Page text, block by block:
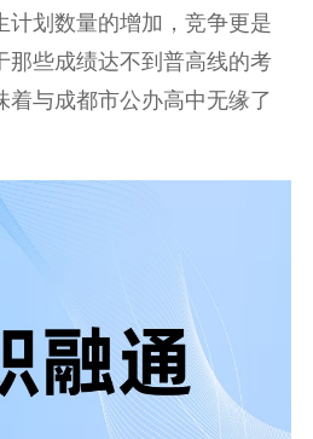
计划数量的增加，竞争更是
那些成绩达不到普高线的考
着与成都市公办高中无缘了